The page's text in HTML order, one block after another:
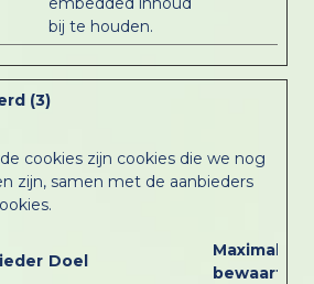
bij te houden.
(3)
cookies zijn cookies die we nog
zijn, samen met de aanbieders
Doel
Maximale